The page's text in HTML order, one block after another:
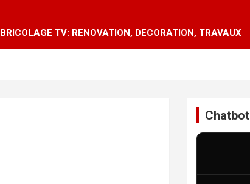
BRICOLAGE TV: RENOVATION, DECORATION, TRAVAUX
Chatbot